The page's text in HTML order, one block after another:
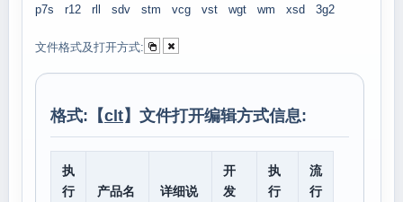
p7s
r12 rll sdv stm vcg vst wgt wm xsd 3g2
文件格式及打开方式:
格式:【clt】文件打开编辑方式信息:
执
行
产品名
详细说
开
发
执
行
流
行